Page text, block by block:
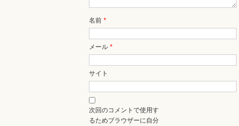
名前 *
メール *
サイト
次回のコメントで使用す
るためブラウザーに自分